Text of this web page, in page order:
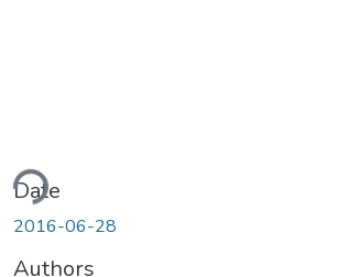
Date
2016-06-28
Authors